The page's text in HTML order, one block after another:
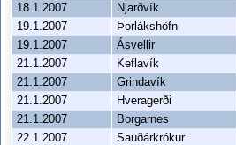
18.1.2007
Njarðvík
19.1.2007
Þorlákshöfn
19.1.2007
Ásvellir
21.1.2007
Keflavík
21.1.2007
Grindavík
21.1.2007
Hveragerði
21.1.2007
Borgarnes
22.1.2007
Sauðárkrókur